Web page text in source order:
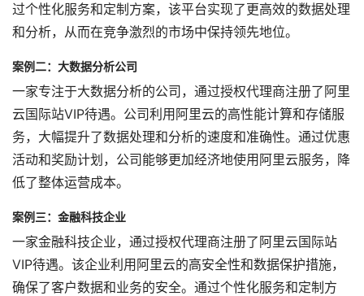
过个性化服务和定制方案，该平台实现了更高效的数据处理
和分析，从而在竞争激烈的市场中保持领先地位。
案例二：大数据分析公司
一家专注于大数据分析的公司，通过授权代理商注册了阿里
云国际站VIP待遇。公司利用阿里云的高性能计算和存储服
务，大幅提升了数据处理和分析的速度和准确性。通过优惠
活动和奖励计划，公司能够更加经济地使用阿里云服务，降
低了整体运营成本。
案例三：金融科技企业
一家金融科技企业，通过授权代理商注册了阿里云国际站
VIP待遇。该企业利用阿里云的高安全性和数据保护措施，
确保了客户数据和业务的安全。通过个性化服务和定制方